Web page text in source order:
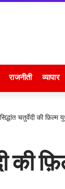
राजनीती व्यापार
सिद्धांत चतुर्वेदी की फ़िल्म
की